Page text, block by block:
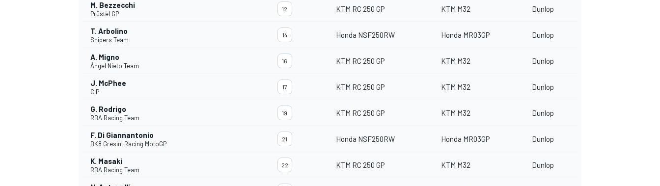
M. Bezzecchi
Prüstel GP
12 KTM RC 250 GP KTM M32 Dunlop
T. Arbolino
Snipers Team
14 Honda NSF250RW Honda MR03GP Dunlop
A. Migno
Ángel Nieto Team
16 KTM RC 250 GP KTM M32 Dunlop
J. McPhee
CIP
17 KTM RC 250 GP KTM M32 Dunlop
G. Rodrigo
RBA Racing Team
19 KTM RC 250 GP KTM M32 Dunlop
F. Di Giannantonio
BK8 Gresini Racing MotoGP
21 Honda NSF250RW Honda MR03GP Dunlop
K. Masaki
RBA Racing Team
22 KTM RC 250 GP KTM M32 Dunlop